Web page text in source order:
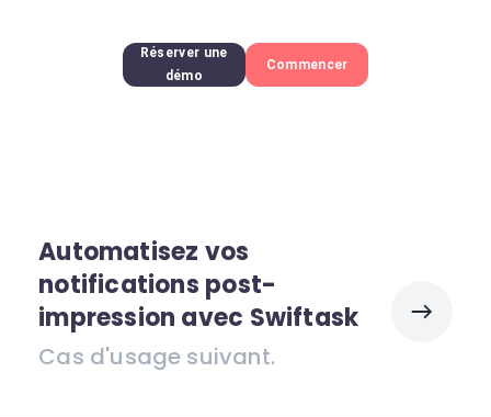
Réserver une
démo
Commencer
Automatisez vos
notifications post-
impression avec Swiftask
Cas d'usage suivant.